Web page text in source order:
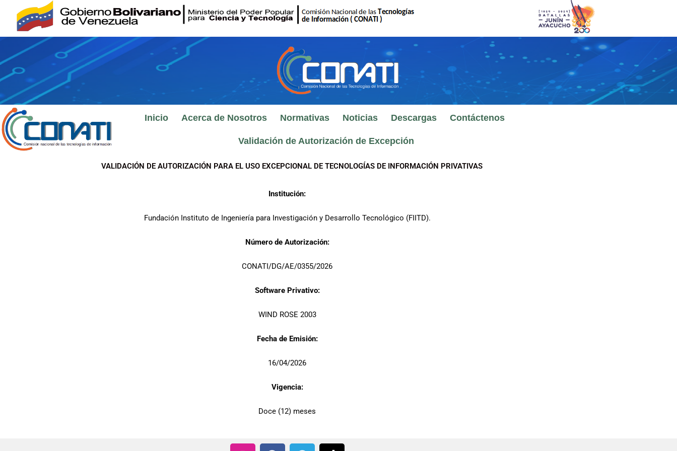
contenido
Inicio Acerca de Nosotros Normativas Noticias Descargas Contáctenos
Validación de Autorización de Excepción
VALIDACIÓN DE AUTORIZACIÓN PARA EL USO EXCEPCIONAL DE TECNOLOGÍAS DE INFORMACIÓN PRIVATIVAS
Institución:
Fundación Instituto de Ingeniería para Investigación y Desarrollo Tecnológico (FIITD).
Número de Autorización:
CONATI/DG/AE/0355/2026
Software Privativo:
WIND ROSE 2003
Fecha de Emisión:
16/04/2026
Vigencia:
Doce (12) meses